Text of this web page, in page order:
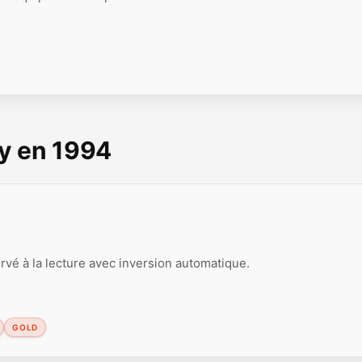
en 1994
à la lecture avec inversion automatique.
GOLD